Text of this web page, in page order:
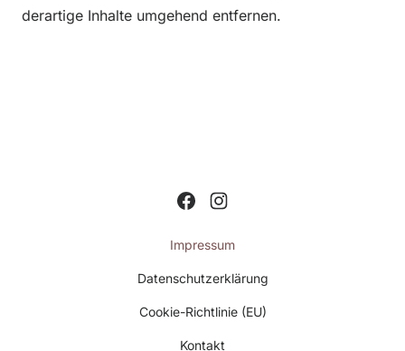
derartige Inhalte umgehend entfernen.
Impressum
Datenschutzerklärung
Cookie-Richtlinie (EU)
Kontakt